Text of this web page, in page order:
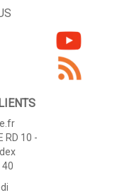
RD 10 -
40